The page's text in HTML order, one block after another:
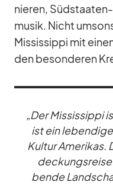
nie­ren,
mu­sik. Nicht
Mis­sis­sippi mit
den be­son­de­ren
„Der Mis­sis­sippi
ist ein
Kul­tur Ame­ri­kas.
bende